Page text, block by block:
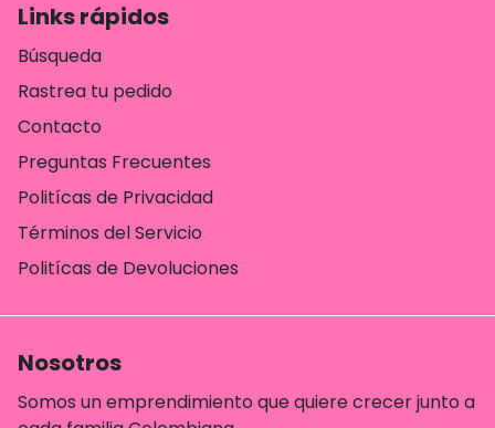
Links rápidos
Búsqueda
Rastrea tu pedido
Contacto
Preguntas Frecuentes
Politícas de Privacidad
Términos del Servicio
Politícas de Devoluciones
Nosotros
Somos un emprendimiento que quiere crecer junto a